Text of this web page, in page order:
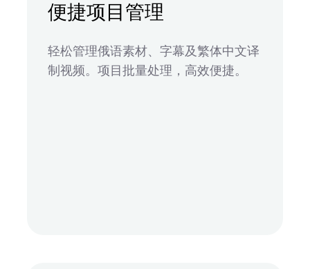
便捷项目管理
轻松管理俄语素材、字幕及繁体中文译
制视频。项目批量处理，高效便捷。